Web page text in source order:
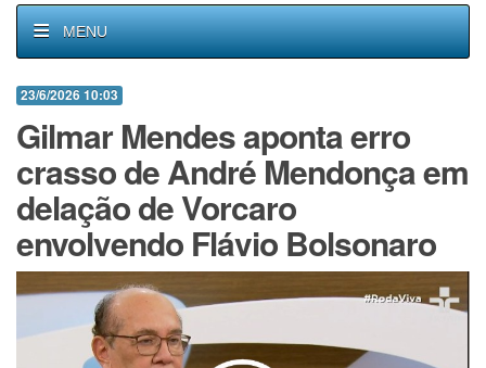
MENU
23/6/2026 10:03
Gilmar Mendes aponta erro
crasso de André Mendonça em
delação de Vorcaro
envolvendo Flávio Bolsonaro